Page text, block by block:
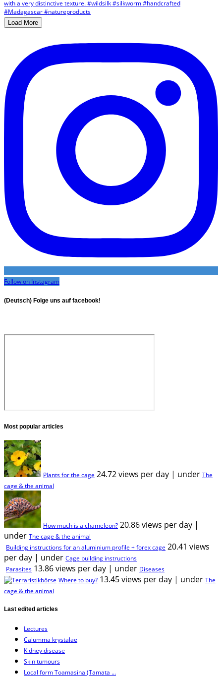
Load More
Follow on Instagram
(Deutsch) Folge uns auf facebook!
Most popular articles
Plants for the cage 24.72 views per day | under The
cage & the animal
How much is a chameleon? 20.86 views per day |
under The cage & the animal
Building instructions for an aluminium profile + forex cage 20.41 views
per day | under Cage building instructions
Parasites 13.86 views per day | under Diseases
Where to buy? 13.45 views per day | under The
cage & the animal
Last edited articles
Lectures
Calumma krystalae
Kidney disease
Skin tumours
Local form Toamasina (Tamata ...